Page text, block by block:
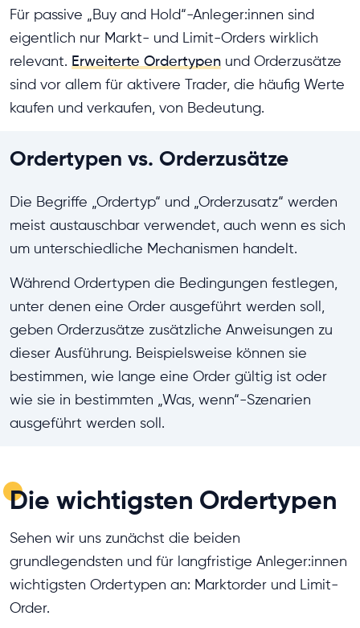
Für passive „Buy and Hold“-Anleger:innen sind
eigentlich nur Markt- und Limit-Orders wirklich
relevant. Erweiterte Ordertypen und Orderzusätze
sind vor allem für aktivere Trader, die häufig Werte
kaufen und verkaufen, von Bedeutung.
Ordertypen vs. Orderzusätze
Die Begriffe „Ordertyp“ und „Orderzusatz“ werden
meist austauschbar verwendet, auch wenn es sich
um unterschiedliche Mechanismen handelt.
Während Ordertypen die Bedingungen festlegen,
unter denen eine Order ausgeführt werden soll,
geben Orderzusätze zusätzliche Anweisungen zu
dieser Ausführung. Beispielsweise können sie
bestimmen, wie lange eine Order gültig ist oder
wie sie in bestimmten „Was, wenn“-Szenarien
ausgeführt werden soll.
Die wichtigsten Ordertypen
Sehen wir uns zunächst die beiden
grundlegendsten und für langfristige Anleger:innen
wichtigsten Ordertypen an: Marktorder und Limit-
Order.